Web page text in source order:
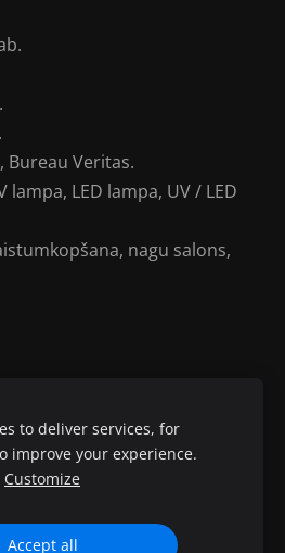
Bureau Veritas.
lampa, LED lampa, UV / LED
nagu salons,
Sīkdatnes
visas tiesības aizsargātas.
to deliver services, for
improve your experience.
Customize
Accept all